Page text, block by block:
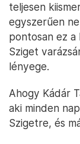
teljesen
egyszerűen
pontosan ez a
Sziget
lényege.
Ahogy Kádár
aki minden
Szigetre, és